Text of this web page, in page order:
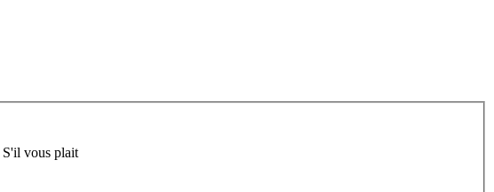
S'il vous plait